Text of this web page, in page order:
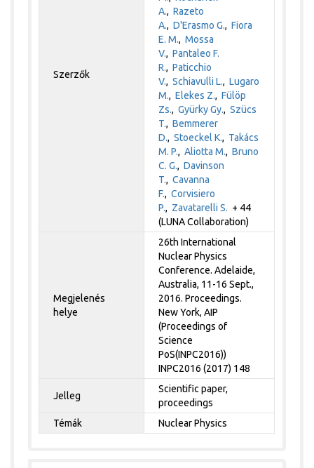
Szerzők
A.,Razeto
A.,D'Erasmo G.,Fiora
E. M.,Mossa
V.,Pantaleo F.
R.,Paticchio
V.,Schiavulli L.,Lugaro
M.,Elekes Z.,Fülöp
Zs.,Gyürky Gy.,Szücs
T.,Bemmerer
D.,Stoeckel K., Takács
M. P.,Aliotta M.,Bruno
C. G.,Davinson
T.,Cavanna
F.,Corvisiero
P., Zavatarelli S. + 44
(LUNA Collaboration)
Megjelenés
helye
26th International
Nuclear Physics
Conference. Adelaide,
Australia, 11-16 Sept.,
2016. Proceedings.
New York, AIP
(Proceedings of
Science
PoS(INPC2016))
INPC2016 (2017) 148
Jelleg
Scientific paper,
proceedings
Témák
Nuclear Physics